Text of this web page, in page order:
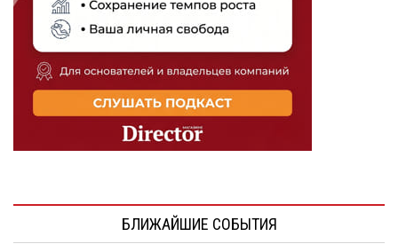
БЛИЖАЙШИЕ СОБЫТИЯ